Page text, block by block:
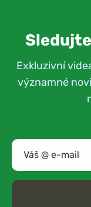
Exkluzivní
významné